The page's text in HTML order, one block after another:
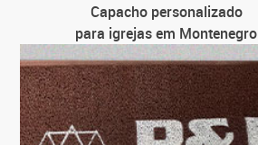
Capacho personalizado
para igrejas em Montenegro